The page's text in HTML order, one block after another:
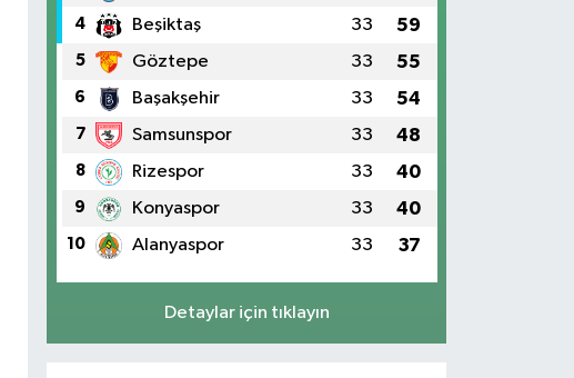
4 Beşiktaş 33 59
5 Göztepe 33 55
6 Başakşehir 33 54
7 Samsunspor 33 48
8 Rizespor 33 40
9 Konyaspor 33 40
10 Alanyaspor 33 37
Detaylar için tıklayın